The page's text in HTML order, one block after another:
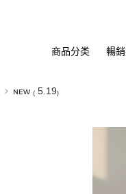
商品分类 暢
ɴᴇᴡ ₍ 5.19₎